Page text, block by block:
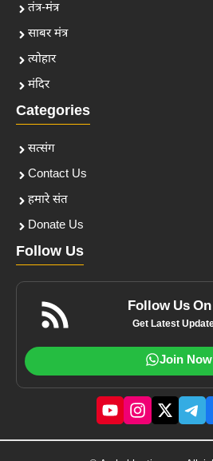
तंत्र-मंत्र
साबर मंत्र
त्योहार
मंदिर
Categories
सत्संग
Contact Us
हमारे संत
Donate Us
Follow Us
Follow Us
Get Latest
Join Now